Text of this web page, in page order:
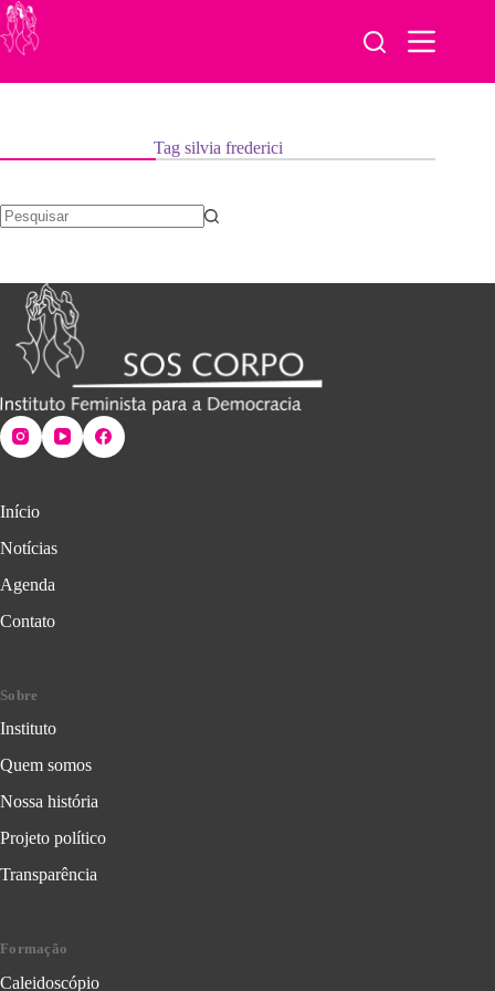
Pular
para
o
Tagsilvia frederici
Início
Notícias
Agenda
Contato
Sobre
Instituto
Quem somos
Nossa história
Projeto político
Transparência
Formação
Caleidoscópio